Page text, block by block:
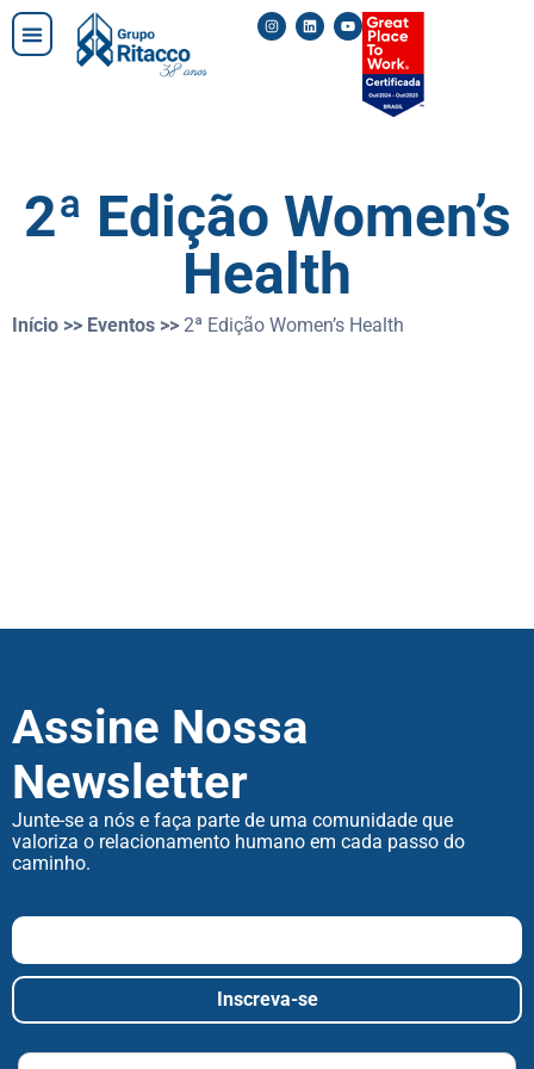
2ª Edição Women’s
Health
Início >> Eventos >> 2ª Edição Women’s Health
Assine Nossa
Newsletter
Junte-se a nós e faça parte de uma comunidade que
valoriza o relacionamento humano em cada passo do
caminho.
Inscreva-se